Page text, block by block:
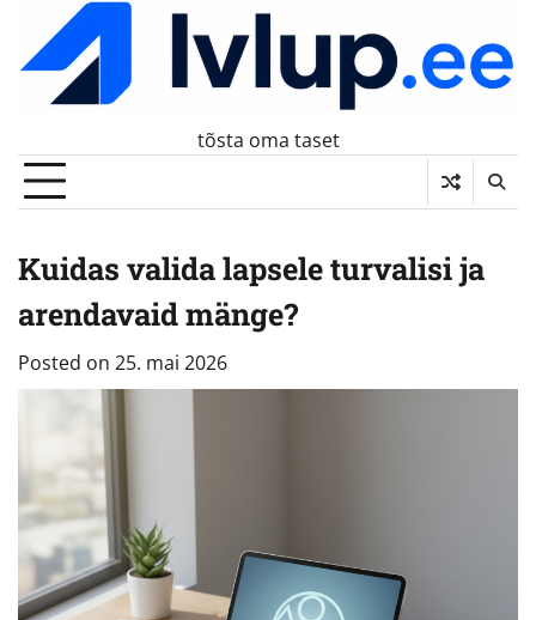
content
tõsta oma taset
Kuidas valida lapsele turvalisi ja
arendavaid mänge?
Posted on 25. mai 2026